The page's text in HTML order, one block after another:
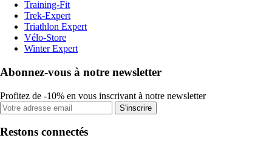
Training-Fit
Trek-Expert
Triathlon Expert
Vélo-Store
Winter Expert
Abonnez-vous à notre newsletter
Profitez de -10% en vous inscrivant à notre newsletter
S'inscrire
Restons connectés